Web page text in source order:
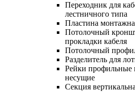
Переходник для
лестничного типа
Пластина
Потолочный
прокладки кабеля
Потолочный
Разделитель для
Рейки профильные
несущие
Секция